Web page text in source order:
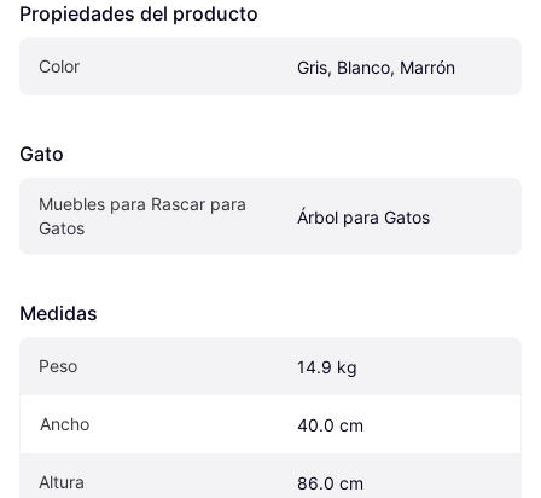
Propiedades del producto
Color Gris, Blanco, Marrón
Gato
Muebles para Rascar para
Gatos
Árbol para Gatos
Medidas
Peso 14.9 kg
Ancho 40.0 cm
Altura 86.0 cm